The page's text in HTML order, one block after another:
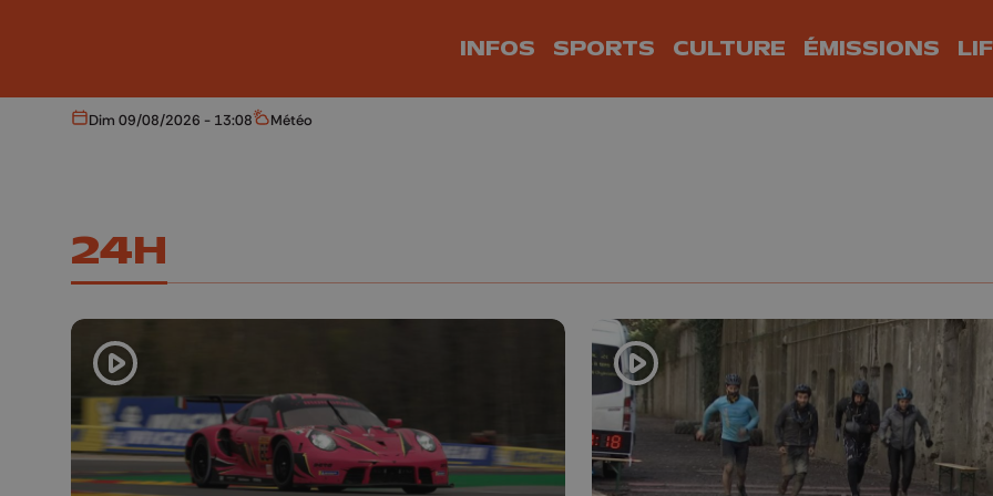
INFOS SPORTS CULTURE ÉMISSIONS
Aujourd'hui
Dim 09/08/2026 - 13:08 Météo
Météo
24H